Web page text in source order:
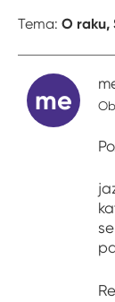
Tema: O raku,
me